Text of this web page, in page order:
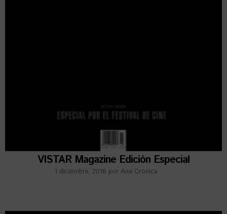
VISTAR Magazine Edición Especial
1 diciembre, 2016 por Ana Crónica